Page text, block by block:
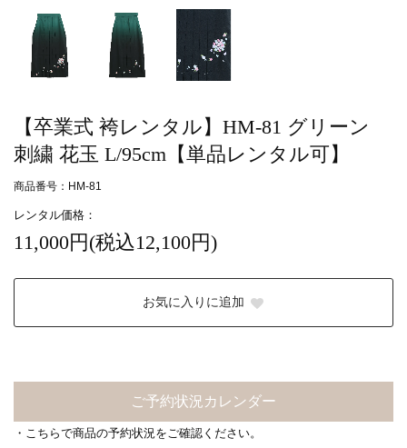
【卒業式 袴レンタル】HM-81 グリーン
刺繍 花玉 L/95cm【単品レンタル可】
商品番号：HM-81
レンタル価格：
11,000円(税込12,100円)
お気に入りに追加
ご予約状況カレンダー
・こちらで商品の予約状況をご確認ください。